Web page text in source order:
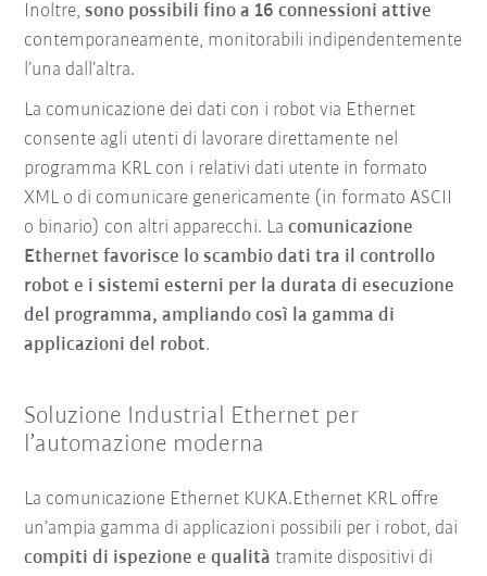
Inoltre,sono possibili fino a 16 connessioni attive
contemporaneamente, monitorabili indipendentemente
l’una dall’altra.
La comunicazione dei dati con i robot via Ethernet
consente agli utenti di lavorare direttamente nel
programma KRL con i relativi dati utente in formato
XML o di comunicare genericamente (in formato ASCII
o binario) con altri apparecchi. Lacomunicazione
Ethernet favorisce lo scambio dati tra il controllo
robot e i sistemi esterni per la durata di esecuzione
del programma, ampliando così la gamma di
applicazioni del robot.
Soluzione Industrial Ethernet per
l’automazione moderna
La comunicazione Ethernet KUKA.Ethernet KRL offre
un’ampia gamma di applicazioni possibili per i robot, dai
compiti di ispezione e qualità tramite dispositivi di